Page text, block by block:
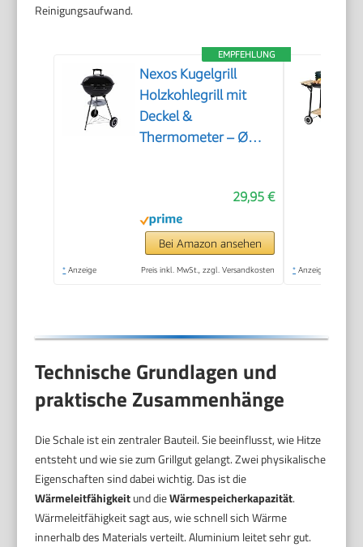
Reinigungsaufwand.
EMPFEHLUNG
Nexos Kugelgrill
Holzkohlegrill mit
Deckel &
Thermometer – Ø
Rädern – Schwarz –
Outdoor Grill für
Garten & Terrasse
29,95 €
Bei Amazon ansehen
* Anzeige Preis inkl. MwSt., zzgl. Versandkosten * Anzeige
Technische Grundlagen und
praktische Zusammenhänge
Die Schale ist ein zentraler Bauteil. Sie beeinflusst, wie Hitze
entsteht und wie sie zum Grillgut gelangt. Zwei physikalische
Eigenschaften sind dabei wichtig. Das ist die
Wärmeleitfähigkeitund dieWärmespeicherkapazität.
Wärmeleitfähigkeit sagt aus, wie schnell sich Wärme
innerhalb des Materials verteilt. Aluminium leitet sehr gut.